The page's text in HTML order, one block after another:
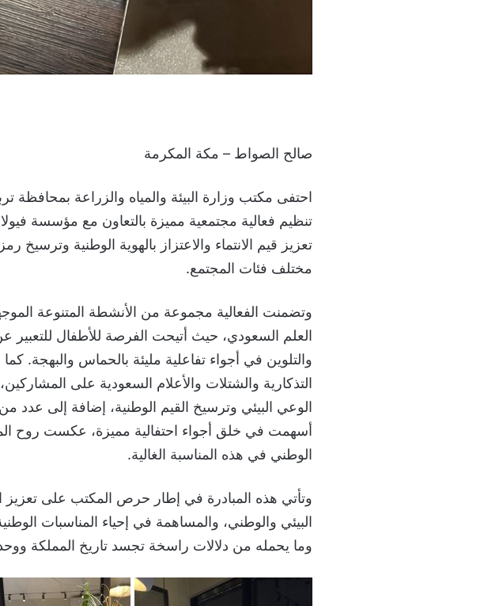
صالح الصواط – مكة المكرمة
‏احتفى مكتب وزارة البيئة والمياه والزراعة بمحافظة
تنظيم فعالية مجتمعية مميزة بالتعاون مع مؤسسة
تعزيز قيم الانتماء والاعتزاز بالهوية الوطنية
مختلف فئات المجتمع.
‏وتضمنت الفعالية مجموعة من الأنشطة المتنوعة
العلم السعودي، حيث أتيحت الفرصة للأطفال
والتلوين في أجواء تفاعلية مليئة بالحماس والبهجة. كما
التذكارية والشتلات والأعلام السعودية على
الوعي البيئي وترسيخ القيم الوطنية، إضافة إلى عدد من
أسهمت في خلق أجواء احتفالية مميزة، عكست روح
الوطني في هذه المناسبة الغالية.
‏وتأتي هذه المبادرة في إطار حرص المكتب على تعزيز
البيئي والوطني، والمساهمة في إحياء المناسبات
وما يحمله من دلالات راسخة تجسد تاريخ المملكة